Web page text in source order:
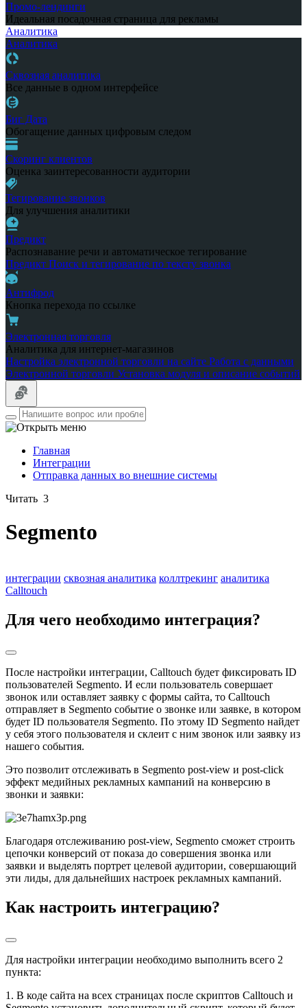
Промо-лендинги
Идеальная посадочная страница для рекламы
Аналитика
Аналитика
Сквозная аналитика
Все данные в одном интерфейсе
Биг Дата
Обогащение данных цифровым следом
Скоринг клиентов
Оценка заинтересованности аудитории
Тегирование звонков
Для улучшения аналитики
Предикт
Распознавание речи и автоматическое тегирование
Предикт Поиск и тегирование по тексту звонка
Антифрод
Кнопка перехода по ссылке
Электронная торговля
Аналитика для интернет-магазинов
Настройка электронной торговли на сайте Работа с данными
Электронной торговли Установка модуля и описание событий
Главная
Интеграции
Отправка данных во внешние системы
Читать 3
Segmento
интеграции сквозная аналитика коллтрекинг аналитика
Calltouch
Для чего необходимо интеграция?
После настройки интеграции, Calltouch будет фиксировать ID
пользователей Segmento. И если пользователь совершает
звонок или оставляет заявку с формы сайта, то Calltouch
отправляет в Segmento событие о звонке или заявке, в котором
будет ID пользователя Segmento. По этому ID Segmento найдет
у себя этого пользователя и склеит с ним звонок или заявку из
нашего события.
Это позволит отслеживать в Segmento post-view и post-click
эффект медийных рекламных кампаний на конверсию в
звонки и заявки:
Благодаря отслеживанию post-view, Segmento сможет строить
цепочки конверсий от показа до совершения звонка или
заявки и выделять портрет целевой аудитории, совершающий
эти лиды, для дальнейших настроек рекламных кампаний.
Как настроить интеграцию?
Для настройки интеграции необходимо выполнить всего 2
пункта:
1. В коде сайта на всех страницах после скриптов Calltouch и